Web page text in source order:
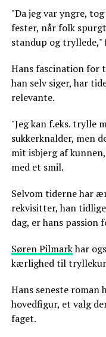
"Da jeg var yngre,
fester, når folk
standup og
Hans fascination for
han selv siger, har
relevante.
"Jeg kan f.eks. trylle
sukkerknalder, men
mit isbjerg af
med et smil.
Selvom tiderne har
rekvisitter, han
dag, er hans
Søren Pilmarkhar
kærlighed til
Hans seneste
hovedfigur, et valg
faget.